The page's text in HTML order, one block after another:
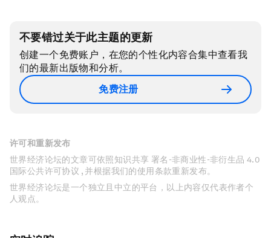
不要错过关于此主题的更新
创建一个免费账户，在您的个性化内容合集中查看我
们的最新出版物和分析。
免费注册
许可和重新发布
世界经济论坛的文章可依照知识共享 署名-非商业性-非衍生品 4.0
国际公共许可协议 , 并根据我们的使用条款重新发布。
世界经济论坛是一个独立且中立的平台，以上内容仅代表作者个
人观点。